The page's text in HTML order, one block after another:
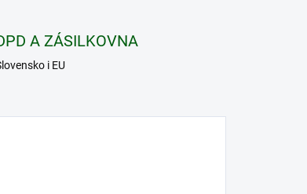
A ZÁSILKOVNA
i EU